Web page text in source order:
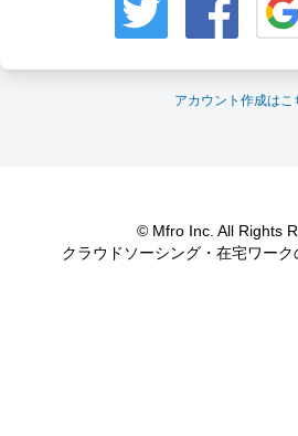
アカウント作成はこ
© Mfro Inc. All Rights
クラウドソーシング・在宅ワーク